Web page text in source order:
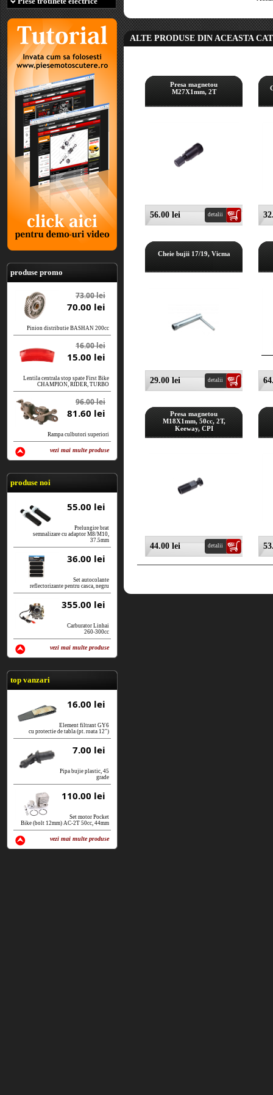
produse promo
73.00 lei
70.00 lei
Pinion distributie BASHAN 200cc
16.00 lei
15.00 lei
Lentila centrala stop spate First Bike
CHAMPION, RIDER, TURBO
96.00 lei
81.60 lei
Rampa culbutori superiori
vezi mai multe produse
vezi produse
produse noi
55.00 lei
Prelungire brat
semnalizare cu adaptor M8/M10,
37.5mm
36.00 lei
Set autocolante
reflectorizante pentru casca, negru
355.00 lei
Carburator Linhai
260-300cc
vezi mai multe produse
vezi produse
top vanzari
16.00 lei
Element filtrant GY6
cu protectie de tabla (pt. roata 12")
7.00 lei
Pipa bujie plastic, 45
grade
110.00 lei
Set motor Pocket
Bike (bolt 12mm) AC-2T 50cc, 44mm
vezi mai multe produse
vezi produse
ALTE PRODUSE DIN ACEASTA
Presa magnetou
M27X1mm, 2T
56.00 lei detalii
Cheie bujii 17/19, Vicma
29.00 lei detalii
Presa magnetou
M18X1mm, 50cc, 2T,
Keeway, CPI
44.00 lei detalii